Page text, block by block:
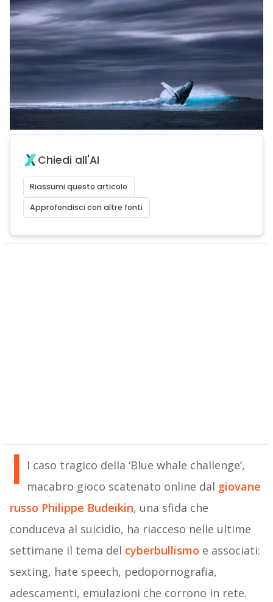
Chiedi all'AI
Riassumi questo articolo
Approfondisci con altre fonti
I l caso tragico della ‘Blue whale challenge’,
macabro gioco scatenato online dal giovane
russo Philippe Budeikin, una sfida che
conduceva al suicidio, ha riacceso nelle ultime
settimane il tema del cyberbullismo e associati:
sexting, hate speech, pedopornografia,
adescamenti, emulazioni che corrono in rete.